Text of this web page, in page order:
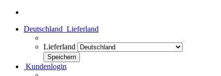
Deutschland Lieferland
Lieferland
Kundenlogin